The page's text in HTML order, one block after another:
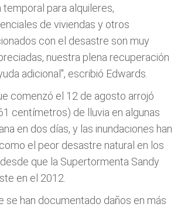
para alquileres,
de viviendas y otros
con el desastre son muy
nuestra plena recuperación
adicional", escribió Edwards.
comenzó el 12 de agosto arrojó
centímetros) de lluvia en algunas
en dos días, y las inundaciones han
el peor desastre natural en los
que la Supertormenta Sandy
en el 2012.
se han documentado daños en más